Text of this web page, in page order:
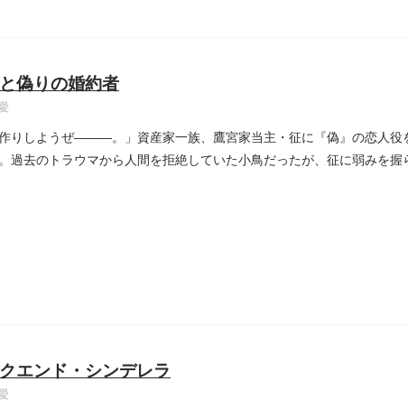
偽りの婚約者
りしようぜ―――。」資産家一族、鷹宮家当主・征に『偽』の恋人役
過去のトラウマから人間を拒絶していた小鳥だったが、征に弱みを握
エンド・シンデレラ